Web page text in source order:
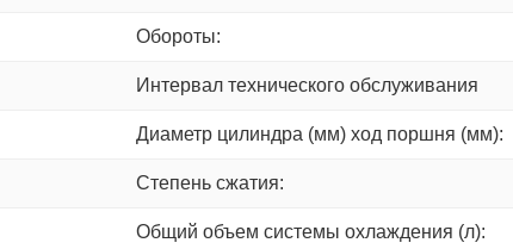
Обороты:
Интервал технического обслуживания
Диаметр цилиндра (мм) ход поршня (мм):
Степень сжатия:
Общий объем системы охлаждения (л):